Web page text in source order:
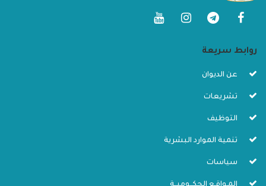
روابط سريعة
عن الديوان
تشريعات
التوظيف
تنمية الموارد البشرية
سياسات